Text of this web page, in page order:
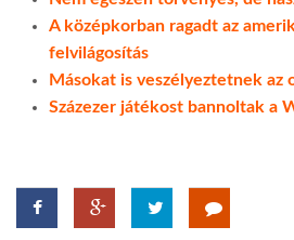
A középkorban ragadt az
felvilágosítás
Másokat is veszélyeztetnek az
Százezer játékost bannoltak a